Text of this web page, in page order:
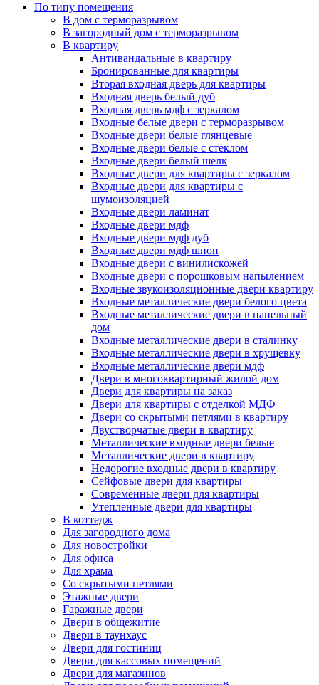
По типу помещения
В дом с терморазрывом
В загородный дом с терморазрывом
В квартиру
Антивандальные в квартиру
Бронированные для квартиры
Вторая входная дверь для квартиры
Входная дверь белый дуб
Входная дверь мдф с зеркалом
Входные белые двери с терморазрывом
Входные двери белые глянцевые
Входные двери белые с стеклом
Входные двери белый шелк
Входные двери для квартиры с зеркалом
Входные двери для квартиры с
шумоизоляцией
Входные двери ламинат
Входные двери мдф
Входные двери мдф дуб
Входные двери мдф шпон
Входные двери с винилискожей
Входные двери с порошковым напылением
Входные звукоизоляционные двери квартиру
Входные металлические двери белого цвета
Входные металлические двери в панельный
дом
Входные металлические двери в сталинку
Входные металлические двери в хрущевку
Входные металлические двери мдф
Двери в многоквартирный жилой дом
Двери для квартиры на заказ
Двери для квартиры с отделкой МДФ
Двери со скрытыми петлями в квартиру
Двустворчатые двери в квартиру
Металлические входные двери белые
Металлические двери в квартиру
Недорогие входные двери в квартиру
Сейфовые двери для квартиры
Современные двери для квартиры
Утепленные двери для квартиры
В коттедж
Для загородного дома
Для новостройки
Для офиса
Для храма
Со скрытыми петлями
Этажные двери
Гаражные двери
Двери в общежитие
Двери в таунхаус
Двери для гостиниц
Двери для кассовых помещений
Двери для магазинов